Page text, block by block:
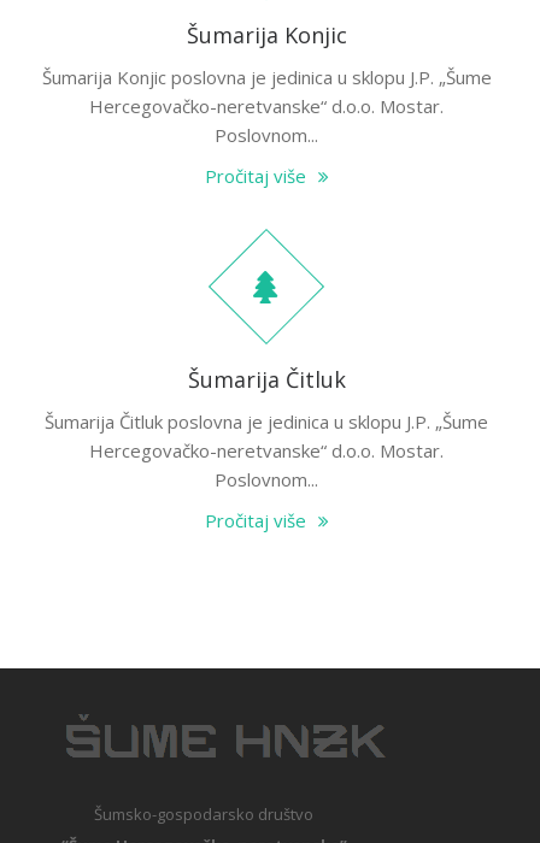
Šumarija Konjic
Šumarija Konjic poslovna je jedinica u sklopu J.P. „Šume
Hercegovačko-neretvanske“ d.o.o. Mostar.
Poslovnom...
Pročitaj više
Šumarija Čitluk
Šumarija Čitluk poslovna je jedinica u sklopu J.P. „Šume
Hercegovačko-neretvanske“ d.o.o. Mostar.
Poslovnom...
Pročitaj više
Šumsko-gospodarsko društvo